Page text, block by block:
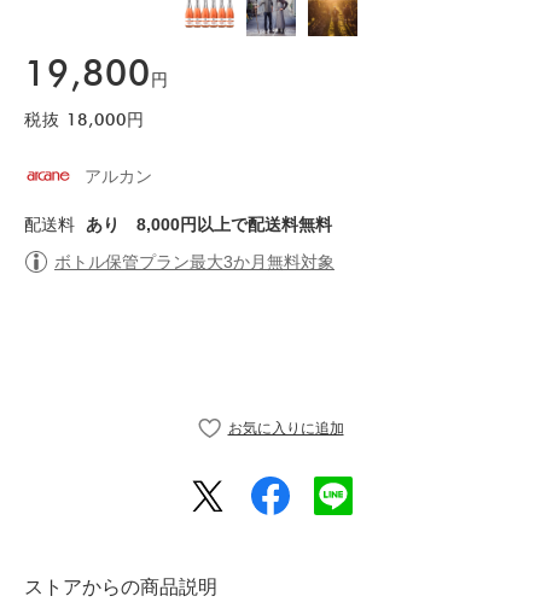
19,800 円
税抜 18,000 円
アルカン
配送料 あり
8,000円以上で配送料無料
ボトル保管プラン最大3か月無料対象
ストアからの商品説明